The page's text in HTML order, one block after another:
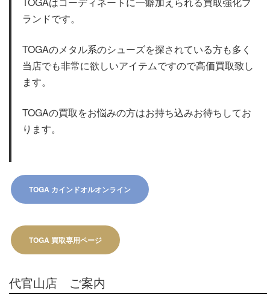
ランドです。
TOGAのメタル系のシューズを探されている方も多く
当店でも非常に欲しいアイテムですので高価買取致し
ます。
TOGAの買取をお悩みの方はお持ち込みお待ちしてお
ります。
TOGA カインドオルオンライン
TOGA 買取専用ページ​
代官山店 ご案内